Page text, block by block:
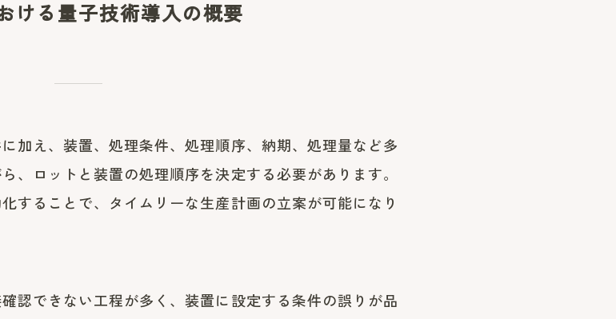
ける量子技術導入の概要
加え、装置、処理条件、処理順序、納期、処理量など多
、ロットと装置の処理順序を決定する必要があります。
することで、タイムリーな生産計画の立案が可能になり
認できない工程が多く、装置に設定する条件の誤りが品